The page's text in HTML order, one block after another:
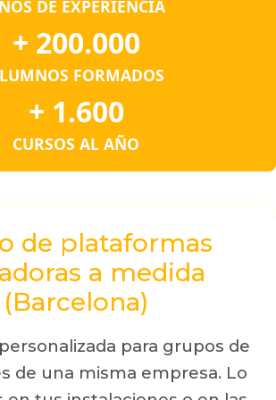
DE EXPERIENCIA
+ 200.000
FORMADOS
+ 1.600
CURSOS AL AÑO
de plataformas
a medida
(Barcelona)
para grupos de
de una misma empresa. Lo